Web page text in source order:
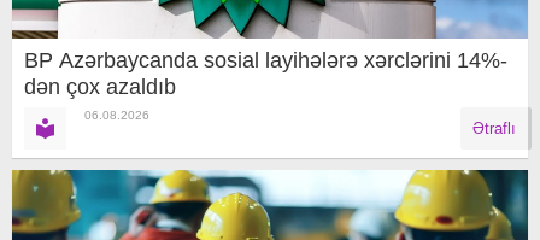
BP Azərbaycanda sosial layihələrə xərclərini 14%-
dən çox azaldıb
06.08.2026
Ətraflı